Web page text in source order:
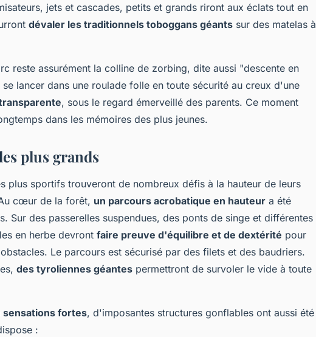
jets et cascades, petits et grands riront aux éclats tout en
dévaler les traditionnels toboggans géants sur des matelas à
reste assurément la colline de zorbing, dite aussi "descente en
lancer dans une roulade folle en toute sécurité au creux d'une
, sous le regard émerveillé des parents. Ce moment
dans les mémoires des plus jeunes.
plus grands
plus sportifs trouveront de nombreux défis à la hauteur de leurs
cœur de la forêt, un parcours acrobatique en hauteur a été
Sur des passerelles suspendues, des ponts de singe et différentes
en herbe devront faire preuve d'équilibre et de dextérité pour
Le parcours est sécurisé par des filets et des baudriers.
des tyroliennes géantes permettront de survoler le vide à toute
sensations fortes, d'imposantes structures gonflables ont aussi été
: